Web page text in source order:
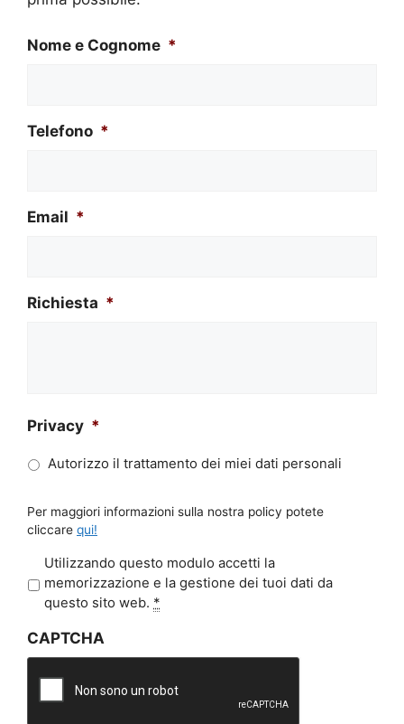
Nome e Cognome *
Telefono *
Email *
Richiesta *
Privacy *
Autorizzo il trattamento dei miei dati personali
Per maggiori informazioni sulla nostra policy potete
cliccare qui!
r
a
c
*
Utilizzando questo modulo accetti la
memorizzazione e la gestione dei tuoi dati da
questo sito web. *
CAPTCHA